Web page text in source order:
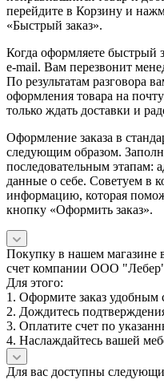
перейдите в Корзину и
«Быстрый заказ».
Когда оформляете
e-mail. Вам перезвонит
По результатам разговора
оформления товара на
только ждать доставки и
Оформление заказа в
следующим образом.
последовательным этапам:
данные о себе. Советуем в
информацию, которая
кнопку «Оформить заказ».
Покупку в нашем магазине
счет компании ООО
Для этого:
1. Оформите заказ удобным
2. Дождитесь
3. Оплатите счет по
4. Наслаждайтесь вашей
Для вас доступны